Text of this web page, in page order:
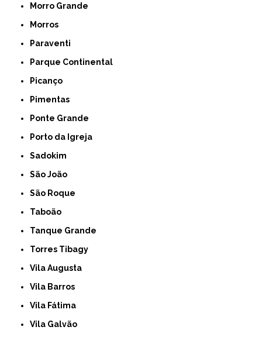
Morro Grande
Morros
Paraventi
Parque Continental
Picanço
Pimentas
Ponte Grande
Porto da Igreja
Sadokim
São João
São Roque
Taboão
Tanque Grande
Torres Tibagy
Vila Augusta
Vila Barros
Vila Fátima
Vila Galvão